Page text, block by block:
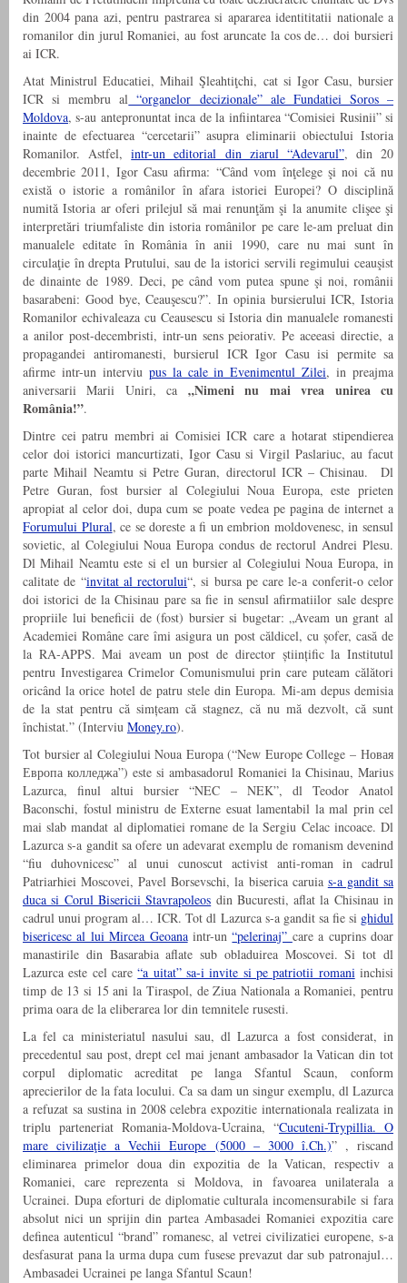
din 2004 pana azi, pentru pastrarea si apararea identititatii nationale a
romanilor din jurul Romaniei, au fost aruncate la cos de… doi bursieri
ai ICR.
Atat Ministrul Educatiei, Mihail Şleahtiţchi, cat si Igor Casu, bursier
ICR si membru al “organelor decizionale” ale Fundatiei Soros –
Moldova, s-au antepronuntat inca de la infiintarea “Comisiei Rusinii” si
inainte de efectuarea “cercetarii” asupra eliminarii obiectului Istoria
Romanilor. Astfel,intr-un editorial din ziarul “Adevarul”, din 20
decembrie 2011, Igor Casu afirma: “Când vom înţelege şi noi că nu
există o istorie a românilor în afara istoriei Europei? O disciplină
numită Istoria ar oferi prilejul să mai renunţăm şi la anumite clişee şi
interpretări triumfaliste din istoria românilor pe care le-am preluat din
manualele editate în România în anii 1990, care nu mai sunt în
circulaţie în drepta Prutului, sau de la istorici servili regimului ceauşist
de dinainte de 1989. Deci, pe când vom putea spune şi noi, românii
basarabeni: Good bye, Ceauşescu?”. In opinia bursierului ICR, Istoria
Romanilor echivaleaza cu Ceausescu si Istoria din manualele romanesti
a anilor post-decembristi, intr-un sens peiorativ. Pe aceeasi directie, a
propagandei antiromanesti, bursierul ICR Igor Casu isi permite sa
afirme intr-un interviu pus la cale in Evenimentul Zilei, in preajma
aniversarii Marii Uniri, ca „Nimeni nu mai vrea unirea cu
România!”.
Dintre cei patru membri ai Comisiei ICR care a hotarat stipendierea
celor doi istorici mancurtizati, Igor Casu si Virgil Paslariuc, au facut
parte Mihail Neamtu si Petre Guran, directorul ICR – Chisinau. Dl
Petre Guran, fost bursier al Colegiului Noua Europa, este prieten
apropiat al celor doi, dupa cum se poate vedea pe pagina de internet a
Forumului Plural, ce se doreste a fi un embrion moldovenesc, in sensul
sovietic, al Colegiului Noua Europa condus de rectorul Andrei Plesu.
Dl Mihail Neamtu este si el un bursier al Colegiului Noua Europa, in
calitate de “invitat al rectorului“, si bursa pe care le-a conferit-o celor
doi istorici de la Chisinau pare sa fie in sensul afirmatiilor sale despre
propriile lui beneficii de (fost) bursier si bugetar: „Aveam un grant al
Academiei Române care îmi asigura un post căldicel, cu șofer, casă de
la RA‑APPS. Mai aveam un post de director științific la Institutul
pentru Investigarea Crimelor Comunismului prin care puteam călători
oricând la orice hotel de patru stele din Europa. Mi‑am depus demisia
de la stat pentru că simțeam că stagnez, că nu mă dezvolt, că sunt
închistat.” (Interviu Money.ro).
Tot bursier al Colegiului Noua Europa (“New Europe College – Новая
Европа колледжа”) este si ambasadorul Romaniei la Chisinau, Marius
Lazurca, finul altui bursier “NEC – NEK”, dl Teodor Anatol
Baconschi, fostul ministru de Externe esuat lamentabil la mal prin cel
mai slab mandat al diplomatiei romane de la Sergiu Celac incoace. Dl
Lazurca s-a gandit sa ofere un adevarat exemplu de romanism devenind
“fiu duhovnicesc” al unui cunoscut activist anti-roman in cadrul
Patriarhiei Moscovei, Pavel Borsevschi, la biserica caruia s-a gandit sa
duca si Corul Bisericii Stavrapoleos din Bucuresti, aflat la Chisinau in
cadrul unui program al… ICR. Tot dl Lazurca s-a gandit sa fie si ghidul
bisericesc al lui Mircea Geoanaintr-un“pelerinaj” care a cuprins doar
manastirile din Basarabia aflate sub obladuirea Moscovei. Si tot dl
Lazurca este cel care“a uitat” sa-i invite si pe patriotii romaniinchisi
timp de 13 si 15 ani la Tiraspol, de Ziua Nationala a Romaniei, pentru
prima oara de la eliberarea lor din temnitele rusesti.
La fel ca ministeriatul nasului sau, dl Lazurca a fost considerat, in
precedentul sau post, drept cel mai jenant ambasador la Vatican din tot
corpul diplomatic acreditat pe langa Sfantul Scaun, conform
aprecierilor de la fata locului. Ca sa dam un singur exemplu, dl Lazurca
a refuzat sa sustina in 2008 celebra expozitie internationala realizata in
triplu parteneriat Romania-Moldova-Ucraina, “Cucuteni-Trypillia. O
mare civilizaţie a Vechii Europe (5000 – 3000 î.Ch.)” , riscand
eliminarea primelor doua din expozitia de la Vatican, respectiv a
Romaniei, care reprezenta si Moldova, in favoarea unilaterala a
Ucrainei. Dupa eforturi de diplomatie culturala incomensurabile si fara
absolut nici un sprijin din partea Ambasadei Romaniei expozitia care
definea autenticul “brand” romanesc, al vetrei civilizatiei europene, s-a
desfasurat pana la urma dupa cum fusese prevazut dar sub patronajul…
Ambasadei Ucrainei pe langa Sfantul Scaun!